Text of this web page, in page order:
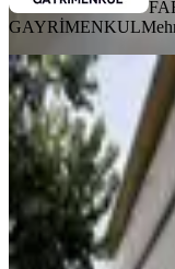
GAYRİMENKUL
KOMBİLİ
3+1